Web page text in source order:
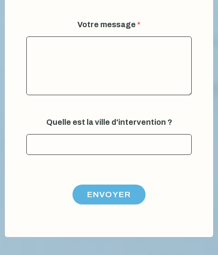
Votre message *
Quelle est la ville d'intervention ?
ENVOYER